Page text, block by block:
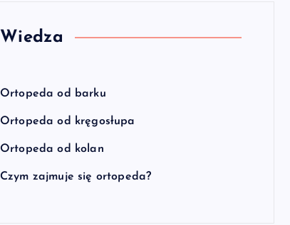
Wiedza
Ortopeda od barku
Ortopeda od kręgosłupa
Ortopeda od kolan
Czym zajmuje się ortopeda?